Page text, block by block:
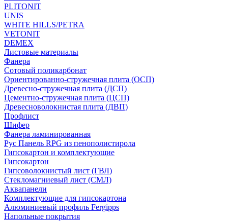
PLITONIT
UNIS
WHITE HILLS/PETRA
VETONIT
DEMEX
Листовые материалы
Фанера
Сотовый поликарбонат
Ориентированно-стружечная плита (ОСП)
Древесно-стружечная плита (ДСП)
Цементно-стружечная плита (ЦСП)
Древесноволокнистая плита (ДВП)
Профлист
Шифер
Фанера ламинированная
Рус Панель RPG из пенополистирола
Гипсокартон и комплектующие
Гипсокартон
Гипсоволокнистый лист (ГВЛ)
Стекломагниевый лист (СМЛ)
Аквапанели
Комплектующие для гипсокартона
Алюминиевый профиль Fergipps
Напольные покрытия